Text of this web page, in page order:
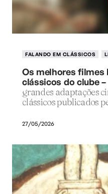
FALANDO EM CLÁSSICOS
Os melhores filmes
clássicos do clube –
grandes adaptações
clássicos publicados
27/05/2026